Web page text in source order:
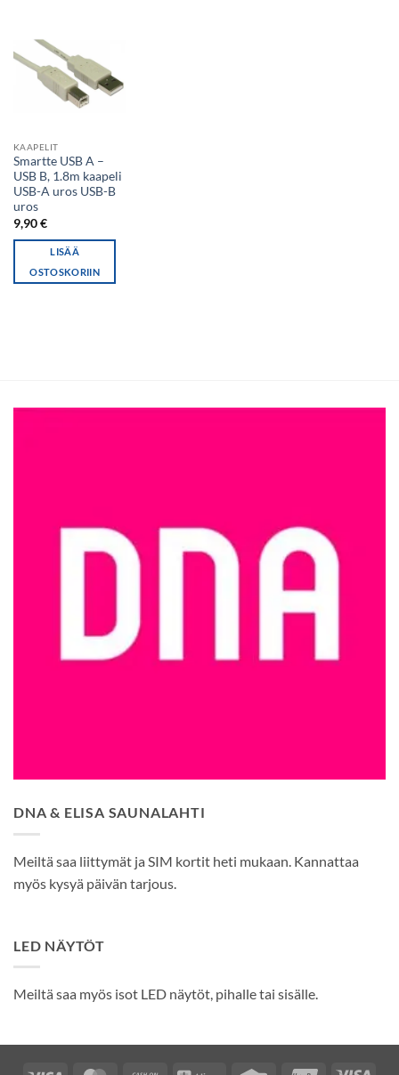
KAAPELIT
Smartte USB A –
USB B, 1.8m kaapeli
USB-A uros USB-B
uros
9,90€
LISÄÄ
OSTOSKORIIN
DNA & ELISA SAUNALAHTI
Meiltä saa liittymät ja SIM kortit heti mukaan. Kannattaa
myös kysyä päivän tarjous.
LED NÄYTÖT
Meiltä saa myös isot LED näytöt, pihalle tai sisälle.